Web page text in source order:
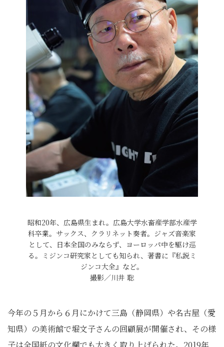
昭和20年、広島県生まれ。広島大学水畜産学部水産学
科卒業。サックス、クラリネット奏者。ジャズ音楽家
として、日本全国のみならず、ヨーロッパ中を駆け巡
る。ミジンコ研究家としても知られ、著書に『私説ミ
ジンコ大全』など。
撮影／川井 聡
今年の５月から６月にかけて三島（静岡県）や名古屋（愛
知県）の美術館で堀文子さんの回顧展が開催され、その様